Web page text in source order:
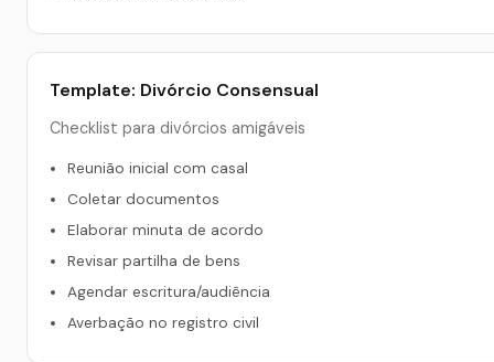
Template: Divórcio Consensual
Checklist para divórcios amigáveis
Reunião inicial com casal
Coletar documentos
Elaborar minuta de acordo
Revisar partilha de bens
Agendar escritura/audiência
Averbação no registro civil